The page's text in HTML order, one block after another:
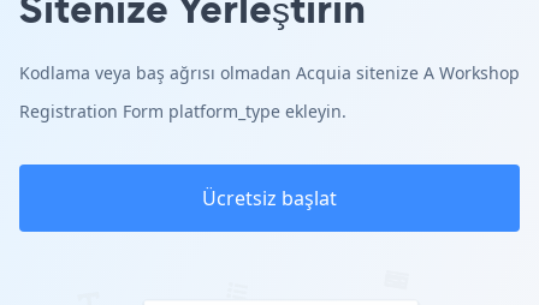
Kodlama veya baş ağrısı olmadan Acquia sitenize A Workshop
Registration Form platform_type ekleyin.
Ücretsiz başlat